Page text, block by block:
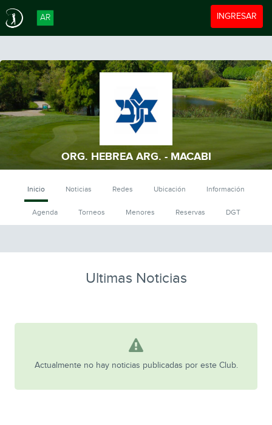
Toggle
INGRESAR
AR
ORG. HEBREA ARG. - MACABI
Inicio Noticias Redes Ubicación Información
Agenda Torneos Menores Reservas DGT
Ultimas Noticias
Actualmente no hay noticias publicadas por este Club.